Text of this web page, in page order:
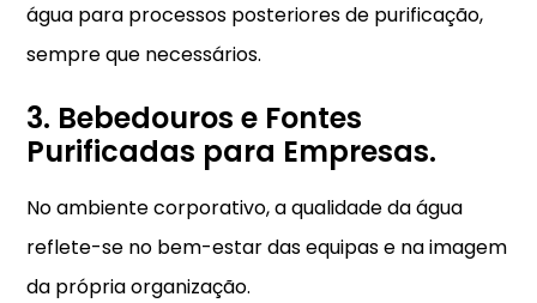
água para processos posteriores de purificação,
sempre que necessários.
3. Bebedouros e Fontes
Purificadas para Empresas.
No ambiente corporativo, a qualidade da água
reflete-se no bem-estar das equipas e na imagem
da própria organização.